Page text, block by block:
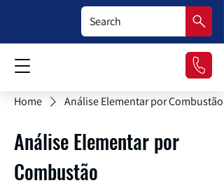
Home Análise Elementar por Combustão
Análise Elementar por
Combustão